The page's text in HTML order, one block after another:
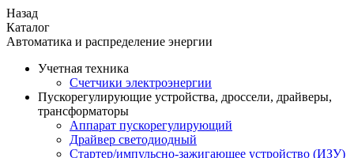
Назад
Каталог
Автоматика и распределение энергии
Учетная техника
Счетчики электроэнергии
Пускорегулирующие устройства, дроссели, драйверы,
трансформаторы
Аппарат пускорегулирующий
Драйвер светодиодный
Стартер/импульсно-зажигающее устройство (ИЗУ)